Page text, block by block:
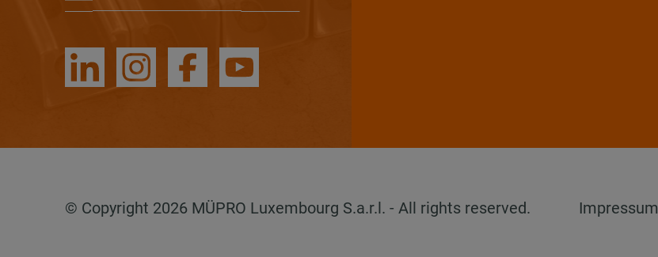
© Copyright 2026 MÜPRO Luxembourg S.a.r.l. - All rights reserved. Impressum